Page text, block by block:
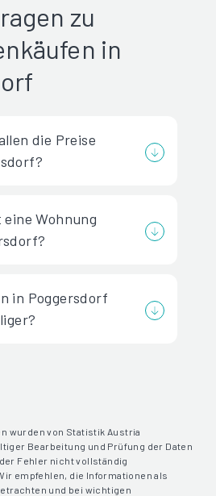
zu
in
die Preise
Wohnung
in Poggersdorf
wurden von Statistik Austria
Bearbeitung und Prüfung der Daten
Fehler nicht vollständig
empfehlen, die Informationen als
und bei wichtigen